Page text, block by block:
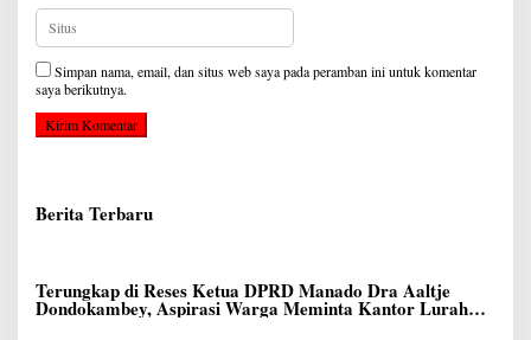
Simpan nama, email, dan situs web saya pada peramban ini untuk komentar
saya berikutnya.
Berita Terbaru
Terungkap di Reses Ketua DPRD Manado Dra Aaltje
Dondokambey, Aspirasi Warga Meminta Kantor Lurah
Banjer Dipindahkan ke Kantor DLH Manado